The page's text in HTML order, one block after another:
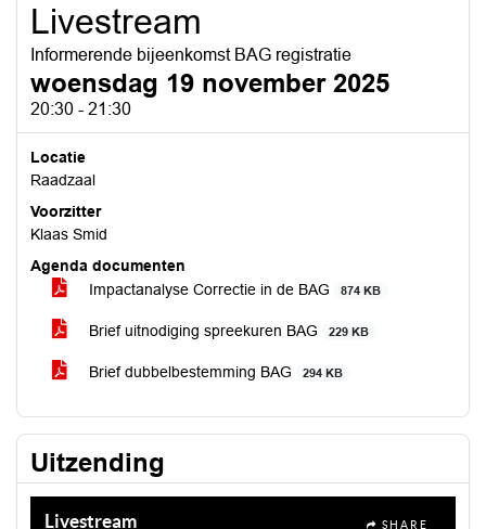
Livestream
Informerende bijeenkomst BAG registratie
woensdag 19 november 2025
20:30 - 21:30
Locatie
Raadzaal
Voorzitter
Klaas Smid
Agenda documenten
Impactanalyse Correctie in de BAG
874 KB
Brief uitnodiging spreekuren BAG 229 KB
Brief dubbelbestemming BAG 294 KB
Uitzending